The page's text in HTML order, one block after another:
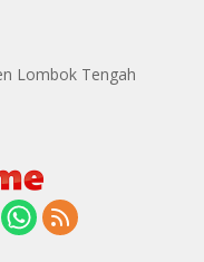
Lombok Tengah